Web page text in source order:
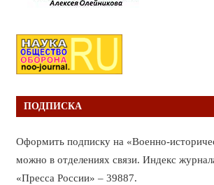
ПОДПИСКА
Оформить подписку на «Военно-
можно в отделениях связи. Индекс
«Пресса России» – 39887.